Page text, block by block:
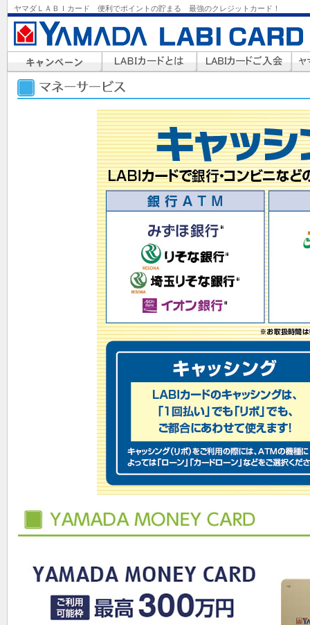
ヤマダＬＡＢＩカード 便利でポイントの貯まる 最強のクレジットカード！